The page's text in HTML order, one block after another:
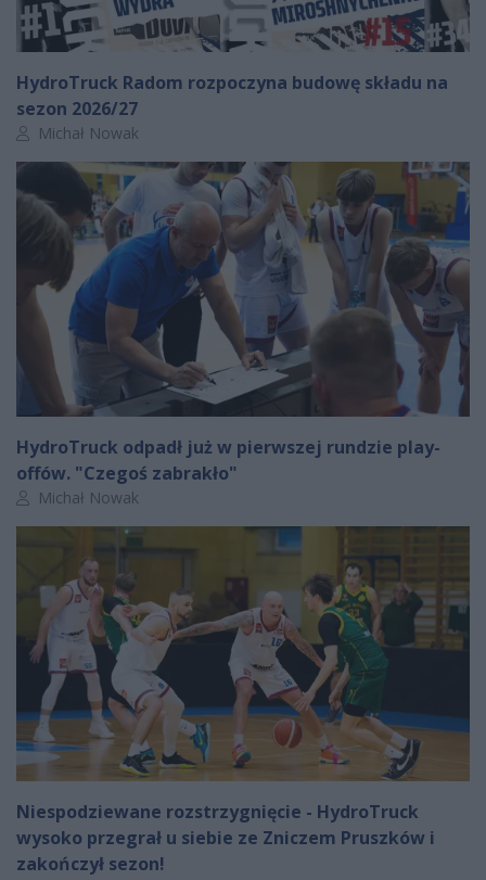
HydroTruck Radom rozpoczyna budowę składu na
sezon 2026/27
Autor artykułu:
Michał Nowak
HydroTruck odpadł już w pierwszej rundzie play-
offów. "Czegoś zabrakło"
Autor artykułu:
Michał Nowak
Niespodziewane rozstrzygnięcie - HydroTruck
wysoko przegrał u siebie ze Zniczem Pruszków i
zakończył sezon!